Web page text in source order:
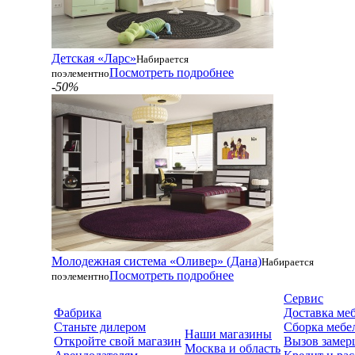
Детская «Ларс»Набирается
поэлементноПосмотреть подробнее
-50%
Молодежная система «Оливер» (Дана)Набирается
поэлементноПосмотреть подробнее
Фабрика
Станьте дилером
Откройте свой магазин
Наши магазины
Москва и область
Сервис
Доставка
Сборка
Вызов